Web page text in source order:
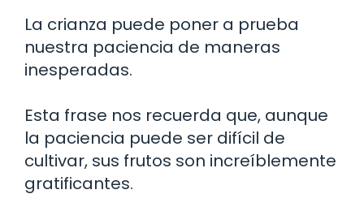
La crianza puede poner a prueba
nuestra paciencia de maneras
inesperadas.
Esta frase nos recuerda que, aunque
la paciencia puede ser difícil de
cultivar, sus frutos son increíblemente
gratificantes.